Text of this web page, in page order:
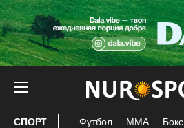
СПОРТ Футбол ММА Бокс